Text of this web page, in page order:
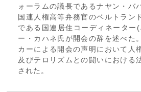
ォーラムの議長であるナヤン・バ
国連人権高等弁務官のベルトラン
である国連居住コーディネーター
ー・カハネ氏が開会の辞を述べた
カーによる開会の声明において人
及びテロリズムとの闘いにおける
された。